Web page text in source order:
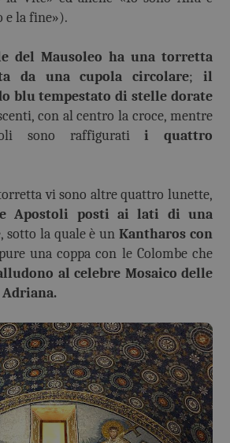
e la fine»).
del Mausoleo ha una torretta
da una cupola circolare; il
blu tempestato di stelle dorate
con al centro la croce, mentre
sono raffiguratii quattro
vi sono altre quattro lunette,
Apostoli posti ai lati di una
sotto la quale è unKantharos con
una coppa con le Colombe che
al celebre Mosaico delle